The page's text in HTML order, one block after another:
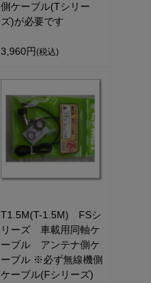
側ケーブル(Tシリー
ズ)が必要です
3,960円 (税込)
T1.5M(T-1.5M) FSシ
リーズ 車載用同軸ケ
ーブル アンテナ側ケ
ーブル ※必ず無線機側
ケーブル(Fシリーズ)